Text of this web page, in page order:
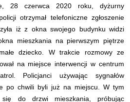
28 czerwca 2020 roku, dyżurny
otrzymał telefoniczne zgłoszenie
iż z okna swojego budynku widzi
mieszkania na pierwszym piętrze
dziecko. W trakcie rozmowy ze
na miejsce interwencji w centrum
Policjanci używając sygnałów
po chwili byli już na miejscu. W tym
do drzwi mieszkania, próbując